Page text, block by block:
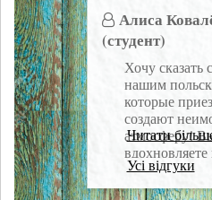
и Марчином и
невероятный
тренингов
разы. Нам
прекрасная
получить
навык, очень
видеть вас
нашего
Огромное
Алиса
(студент)
Хочу сказать
нашим
которые
создают
атмосферу!
очень
KRZYK, вы
Читати
Усі відгуки